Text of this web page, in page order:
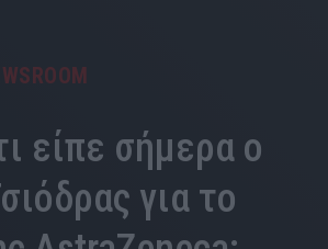
είπε σήμερα ο
για το